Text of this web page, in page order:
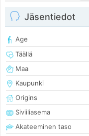
Jäsentiedot
Age
Täällä
Maa
Kaupunki
Origins
Siviiliasema
Akateeminen taso